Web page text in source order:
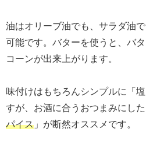
油はオリーブ油でも、サラダ油
可能です。バターを使うと、バ
コーンが出来上がります。
味付けはもちろんシンプルに「
すが、お酒に合うおつまみにした
パイス 」が断然オススメです。